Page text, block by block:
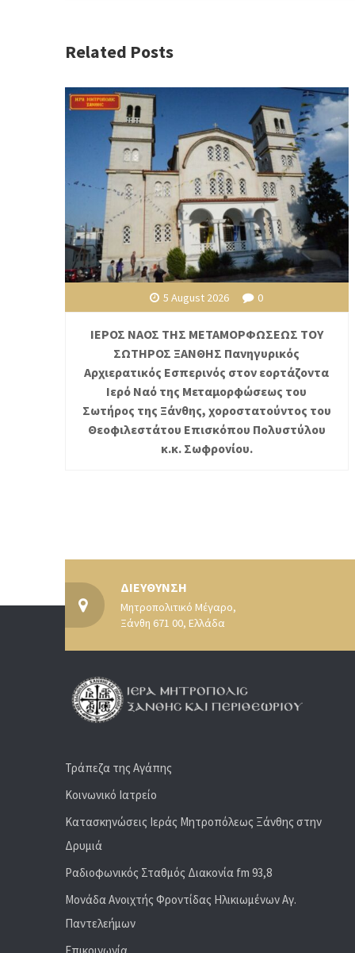
Related Posts
5 August 2026 0
ΙΕΡΟΣ ΝΑΟΣ ΤΗΣ ΜΕΤΑΜΟΡΦΩΣΕΩΣ ΤΟΥ
ΣΩΤΗΡΟΣ ΞΑΝΘΗΣ Πανηγυρικός
Αρχιερατικός Εσπερινός στον εορτάζοντα
Ιερό Ναό της Μεταμορφώσεως του
Σωτήρος της Ξάνθης, χοροστατούντος του
Θεοφιλεστάτου Επισκόπου Πολυστύλου
κ.κ. Σωφρονίου.
ΔΙΕΥΘΥΝΣΗ
Μητροπολιτικό Μέγαρο,
Ξάνθη 671 00, Ελλάδα
Τράπεζα της Αγάπης
Κοινωνικό Ιατρείο
Κατασκηνώσεις Ιεράς Μητροπόλεως Ξάνθης στην
Δρυμιά
Ραδιoφωνικός Σταθμός Διακονία fm 93,8
Μονάδα Ανοιχτής Φροντίδας Ηλικιωμένων Αγ.
Παντελεήμων